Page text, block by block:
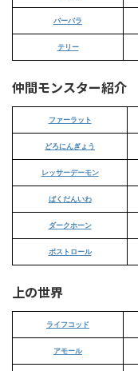
バーバラ
テリー
仲間モンスター紹介
ファーラット
どろにんぎょう
レッサーデーモン
ばくだんいわ
ダークホーン
ボストロール
上の世界
ライフコッド
アモール